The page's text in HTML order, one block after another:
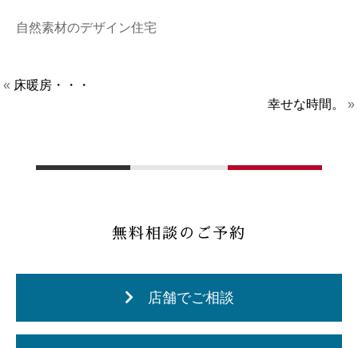
自然素材のデザイン住宅
« 床暖房・・・
幸せな時間。
»
無料相談のご予約
店舗でご相談